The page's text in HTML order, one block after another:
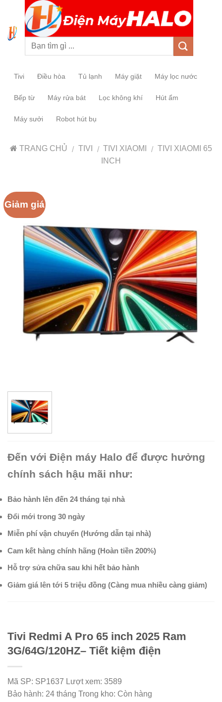
Tivi Điều hòa Tủ lạnh Máy giặt Máy lọc nước
Bếp từ Máy rửa bát Lọc không khí Hút ẩm
Máy sưởi Robot hút bụ
TRANG CHỦ / TIVI / TIVI XIAOMI / TIVI XIAOMI 65
INCH
Giảm giá
Đến với Điện máy Halo để được hưởng
chính sách hậu mãi như:
Bảo hành lên đến 24 tháng tại nhà
Đổi mới trong 30 ngày
Miễn phí vận chuyển (Hướng dẫn tại nhà)
Cam kết hàng chính hãng (Hoàn tiền 200%)
Hỗ trợ sửa chữa sau khi hết bảo hành
Giảm giá lên tới 5 triệu đồng (Càng mua nhiều càng giảm)
Tivi Redmi A Pro 65 inch 2025 Ram
3G/64G/120HZ– Tiết kiệm điện
Mã SP: SP1637 Lượt xem: 3589
Bảo hành: 24 tháng Trong kho: Còn hàng